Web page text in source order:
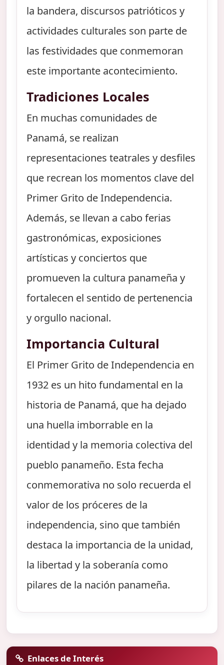
la bandera, discursos patrióticos y
actividades culturales son parte de
las festividades que conmemoran
este importante acontecimiento.
Tradiciones Locales
En muchas comunidades de
Panamá, se realizan
representaciones teatrales y desfiles
que recrean los momentos clave del
Primer Grito de Independencia.
Además, se llevan a cabo ferias
gastronómicas, exposiciones
artísticas y conciertos que
promueven la cultura panameña y
fortalecen el sentido de pertenencia
y orgullo nacional.
Importancia Cultural
El Primer Grito de Independencia en
1932 es un hito fundamental en la
historia de Panamá, que ha dejado
una huella imborrable en la
identidad y la memoria colectiva del
pueblo panameño. Esta fecha
conmemorativa no solo recuerda el
valor de los próceres de la
independencia, sino que también
destaca la importancia de la unidad,
la libertad y la soberanía como
pilares de la nación panameña.
Enlaces de Interés